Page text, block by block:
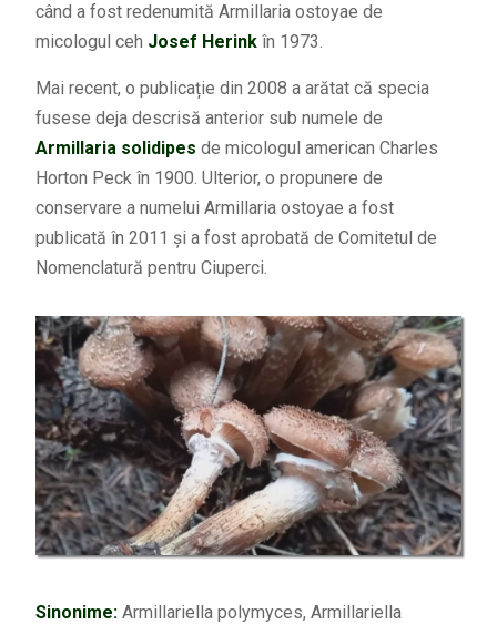
când a fost redenumită Armillaria ostoyae de
micologul ceh Josef Herinkîn 1973.
Mai recent, o publicație din 2008 a arătat că specia
fusese deja descrisă anterior sub numele de
Armillaria solidipes de micologul american Charles
Horton Peck în 1900. Ulterior, o propunere de
conservare a numelui Armillaria ostoyae a fost
publicată în 2011 și a fost aprobată de Comitetul de
Nomenclatură pentru Ciuperci.
Sinonime: Armillariella polymyces, Armillariella